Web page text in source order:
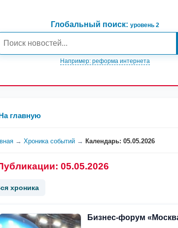
Глобальный поиск: уровень 2
Например: реформа интернета
главную
→ Хроника событий → Календарь: 05.05.2026
05.05.2026
хроника
Бизнес-форум